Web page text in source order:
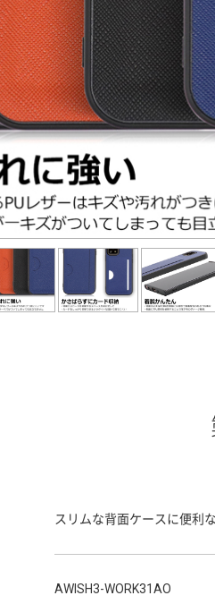
スリムな背面ケースに便利
AWISH3-WORK31AO